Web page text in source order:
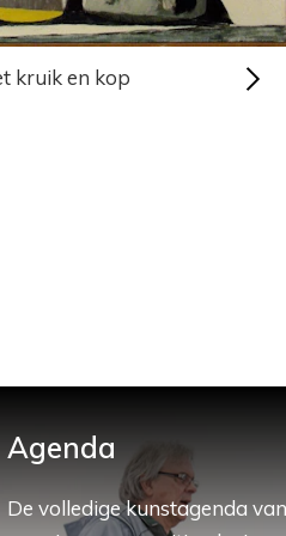
kruik en kop
Agenda
De volledige kunstagenda